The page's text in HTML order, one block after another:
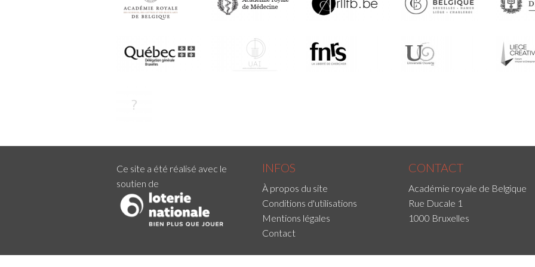
Ce site a été réalisé avec le
soutien de
INFOS
À propos du site
Conditions d'utilisations
Mentions légales
Contact
CONTACT
Académie royale de Belgique
Rue Ducale 1
1000 Bruxelles